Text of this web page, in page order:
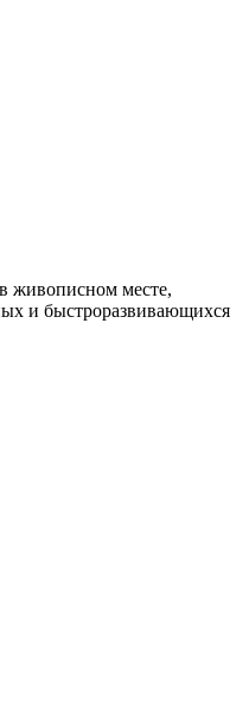
живописном месте,
и быстроразвиваю­щихся